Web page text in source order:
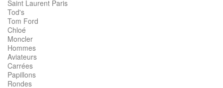
Saint Laurent Paris
Tod's
Tom Ford
Chloé
Moncler
Hommes
Aviateurs
Carrées
Papillons
Rondes